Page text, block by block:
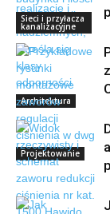
Architektura
Sieci i przyłacza
kanalizacyjne
Projektowanie